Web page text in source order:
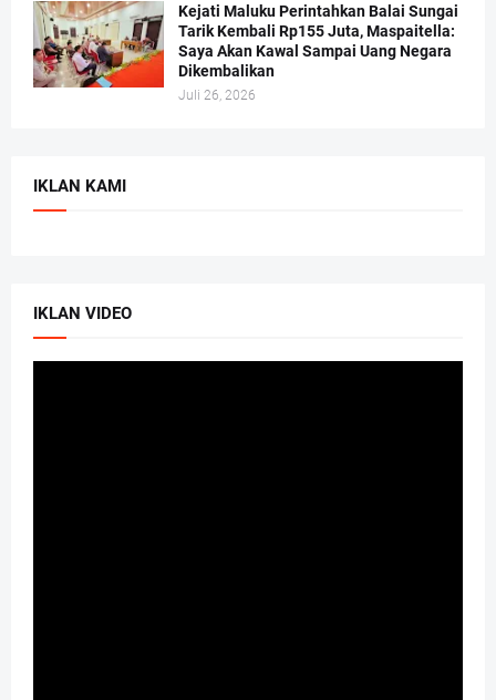
Kejati Maluku Perintahkan Balai Sungai
Tarik Kembali Rp155 Juta, Maspaitella:
Saya Akan Kawal Sampai Uang Negara
Dikembalikan
Juli 26, 2026
IKLAN KAMI
IKLAN VIDEO